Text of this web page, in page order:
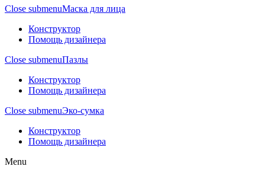
Close submenuМаска для лица
Конструктор
Помощь дизайнера
Close submenuПазлы
Конструктор
Помощь дизайнера
Close submenuЭко-сумка
Конструктор
Помощь дизайнера
Menu